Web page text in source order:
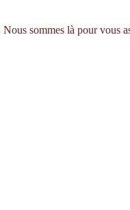
sommes là pour vous